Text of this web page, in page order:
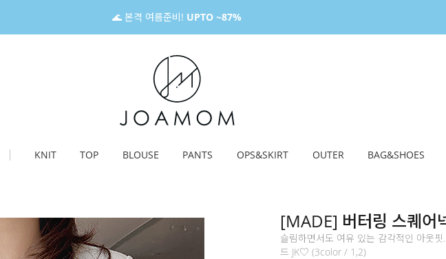
🌊 본격 여름준비! UPTO ~87%
KNIT TOP BLOUSE PANTS OPS&SKIRT OUTER BAG&SHOES
[MADE] 버터링 스퀘어
슬림하면서도 여유 있는 감각적인 아웃
드 JK♡ (3color / 1,2)